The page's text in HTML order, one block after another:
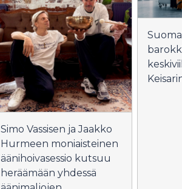
Simo Vassisen ja Jaakko
Hurmeen moniaisteinen
äänihoivasessio kutsuu
heräämään yhdessä